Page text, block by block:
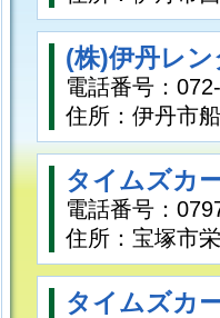
(株)伊丹レ
電話番号：
住所：伊丹市
タイムズカ
電話番号：
住所：宝塚市
タイムズカ